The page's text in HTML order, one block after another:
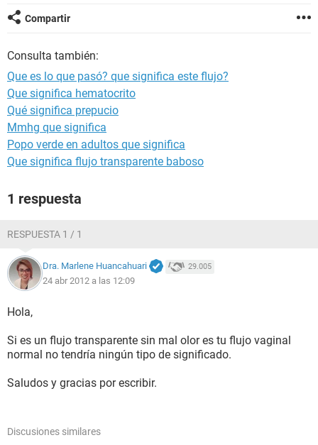
Compartir
Consulta también:
Que es lo que pasó? que significa este flujo?
Que significa hematocrito
Qué significa prepucio
Mmhg que significa
Popo verde en adultos que significa
Que significa flujo transparente baboso
1 respuesta
RESPUESTA 1 / 1
Dra. Marlene Huancahuari 29.005
24 abr 2012 a las 12:09
Hola,
Si es un flujo transparente sin mal olor es tu flujo vaginal
normal no tendría ningún tipo de significado.
Saludos y gracias por escribir.
Discusiones similares